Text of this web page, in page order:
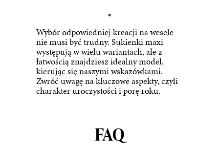
Wybór odpowiedniej kreacji na wesele
nie musi być trudny. Sukienki maxi
występują w wielu wariantach, ale z
łatwością znajdziesz idealny model,
kierując się naszymi wskazówkami.
Zwróć uwagę na kluczowe aspekty, czyli
charakter uroczystości i porę roku.
FAQ